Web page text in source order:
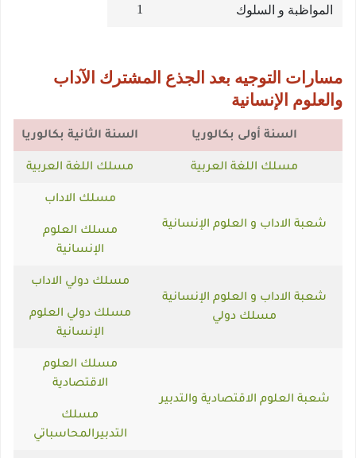
المواظبة و السلوك 1
مسارات التوجيه بعد الجذع المشترك الآداب
والعلوم الإنسانية
السنة أولى بكالوريا السنة الثانية بكالوريا
مسلك اللغة العربية مسلك اللغة العربية
شعبة الاداب و العلوم الإنسانية
مسلك الاداب
مسلك العلوم
الإنسانية
شعبة الاداب و العلوم الإنسانية
مسلك دولي
مسلك دولي الاداب
مسلك دولي العلوم
الإنسانية
شعبة العلوم الاقتصادية والتدبير
مسلك العلوم
الاقتصادية
مسلك
التدبيرالمحاسباتي